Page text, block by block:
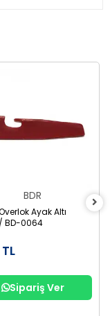
BDR
Ayak Altı
BD-0064
Sipariş Ver